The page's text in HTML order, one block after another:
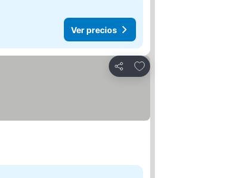
Ver precios
Compartir
Agregar a favoritos